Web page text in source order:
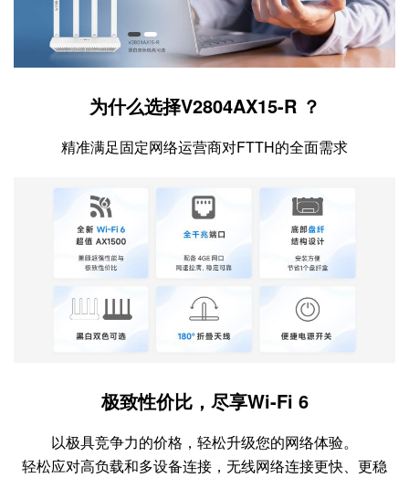
为什么选择V2804AX15-R ？
精准满足固定网络运营商对FTTH的全面需求
极致性价比，尽享Wi-Fi 6
以极具竞争力的价格，轻松升级您的网络体验。
轻松应对高负载和多设备连接，无线网络连接更快、更稳